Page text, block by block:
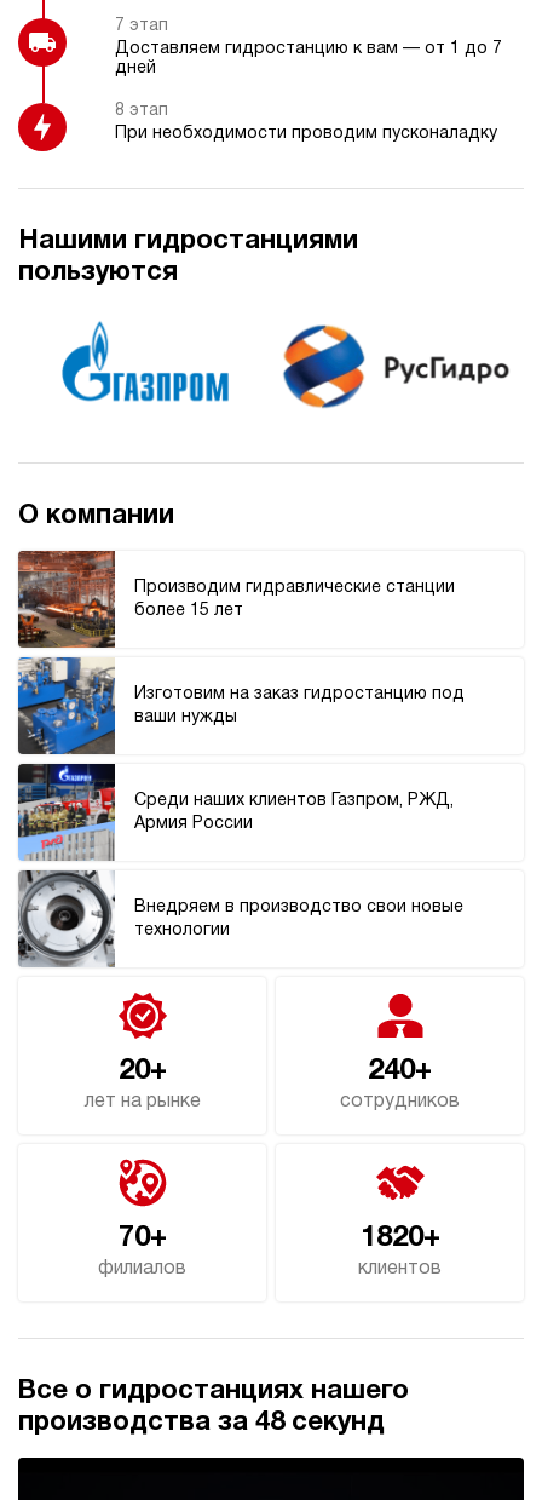
7 этап
Доставляем гидростанцию к вам — от 1 до 7
дней
8 этап
При необходимости проводим пусконаладку
Нашими гидростанциями
пользуются
О компании
Производим гидравлические станции
более 15 лет
Изготовим на заказ гидростанцию под
ваши нужды
Среди наших клиентов Газпром, РЖД,
Армия России
Внедряем в производство свои новые
технологии
20+
лет на рынке
240+
сотрудников
70+
филиалов
1820+
клиентов
Все о гидростанциях нашего
производства за 48 секунд